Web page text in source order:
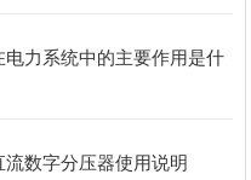
电力系统中的主要作用是什
流数字分压器使用说明